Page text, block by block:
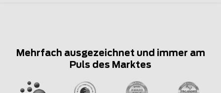
Mehrfach ausgezeichnet und immer am
Puls des Marktes